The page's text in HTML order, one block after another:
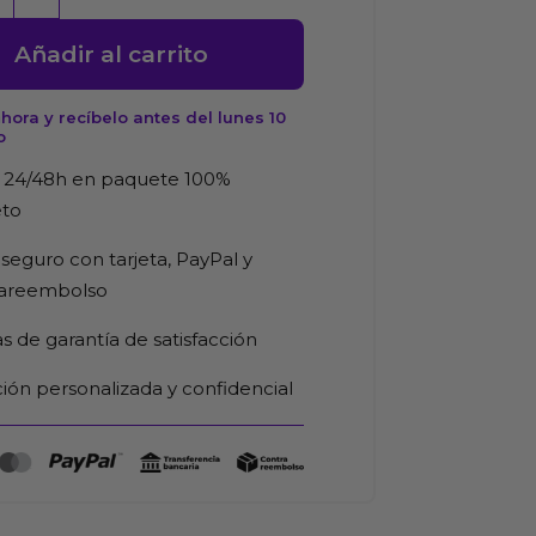
Añadir al carrito
y recíbelo antes del lunes 10
24/48h en paquete 100%
con tarjeta, PayPal y
de garantía de satisfacción
personalizada y confidencial